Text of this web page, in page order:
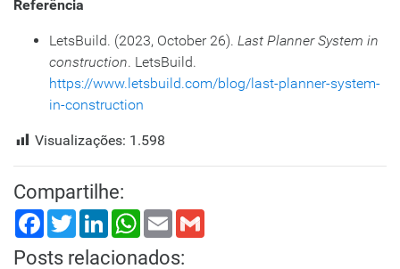
Referência
LetsBuild. (2023, October 26). Last Planner System in
construction. LetsBuild.
https://www.letsbuild.com/blog/last-planner-system-
in-construction
Visualizações: 1.598
Compartilhe:
FacebookTwitterLinkedInWhatsApp
Email
Posts relacionados: